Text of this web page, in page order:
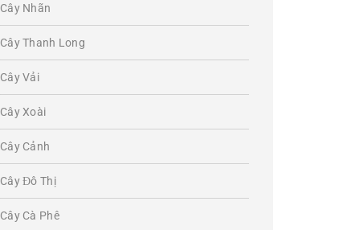
Cây Nhãn
Cây Thanh Long
Cây Vải
Cây Xoài
Cây Cảnh
Cây Đô Thị
Cây Cà Phê